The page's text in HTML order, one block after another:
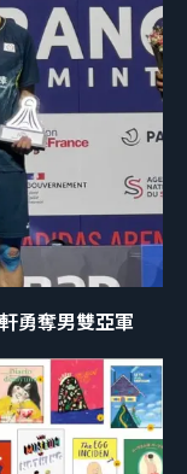
勇奪男雙亞軍